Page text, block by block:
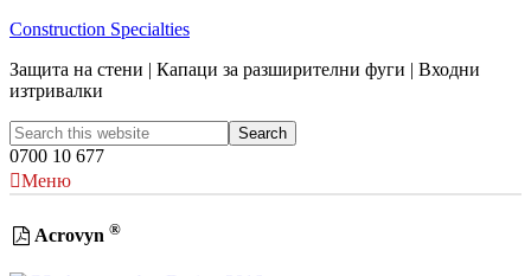
Construction Specialties
Защита на стени | Капаци за разширителни фуги | Входни
изтривалки
0700 10 677
Меню
Acrovyn ®